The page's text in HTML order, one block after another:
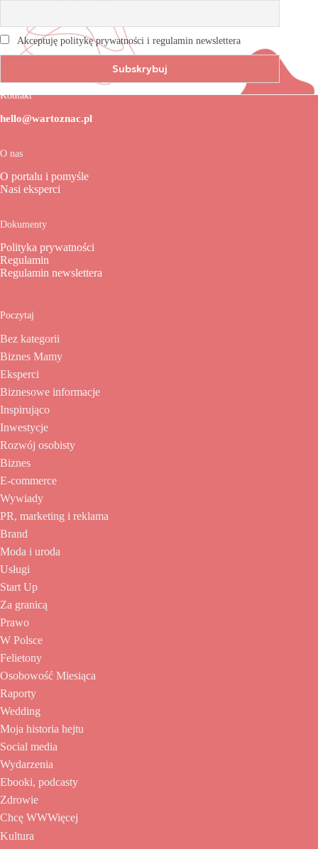
Akceptuję politykę prywatności i regulamin newslettera
Kontakt
hello@wartoznac.pl
O nas
O portalu i pomyśle
Nasi eksperci
Dokumenty
Polityka prywatności
Regulamin
Regulamin newslettera
Poczytaj
Bez kategorii
Biznes Mamy
Eksperci
Biznesowe informacje
Inspirująco
Inwestycje
Rozwój osobisty
Biznes
E-commerce
Wywiady
PR, marketing i reklama
Brand
Moda i uroda
Usługi
Start Up
Za granicą
Prawo
W Polsce
Felietony
Osobowość Miesiąca
Raporty
Wedding
Moja historia hejtu
Social media
Wydarzenia
Ebooki, podcasty
Zdrowie
Chcę WWWięcej
Kultura